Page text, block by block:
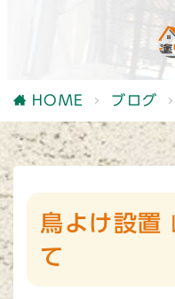
HOME ブログ
鳥よけ設置
て